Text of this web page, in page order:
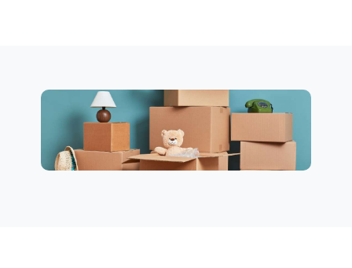
Küchenumzug
Wiener